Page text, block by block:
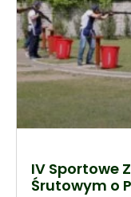
IV Sportowe
Śrutowym o